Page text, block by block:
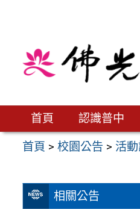
首頁 認識普中
首頁 >校園公告 > 活
相關公告